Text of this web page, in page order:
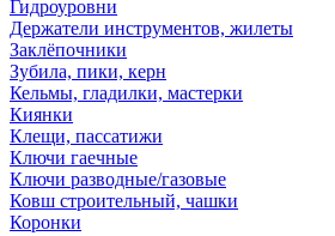
Гидроуровни
Держатели инструментов, жилеты
Заклёпочники
Зубила, пики, керн
Кельмы, гладилки, мастерки
Киянки
Клещи, пассатижи
Ключи гаечные
Ключи разводные/газовые
Ковш строительный, чашки
Коронки